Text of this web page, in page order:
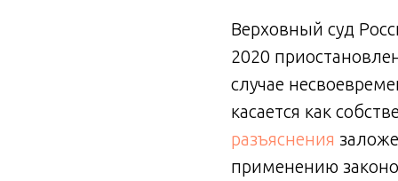
Верховный суд
2020
случае
касается как
разъяснения
применению